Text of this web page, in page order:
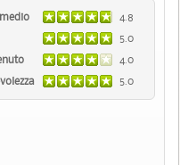
4.8
5.0
4.0
5.0